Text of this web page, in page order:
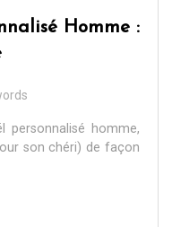
Homme :
homme,
son chéri) de façon